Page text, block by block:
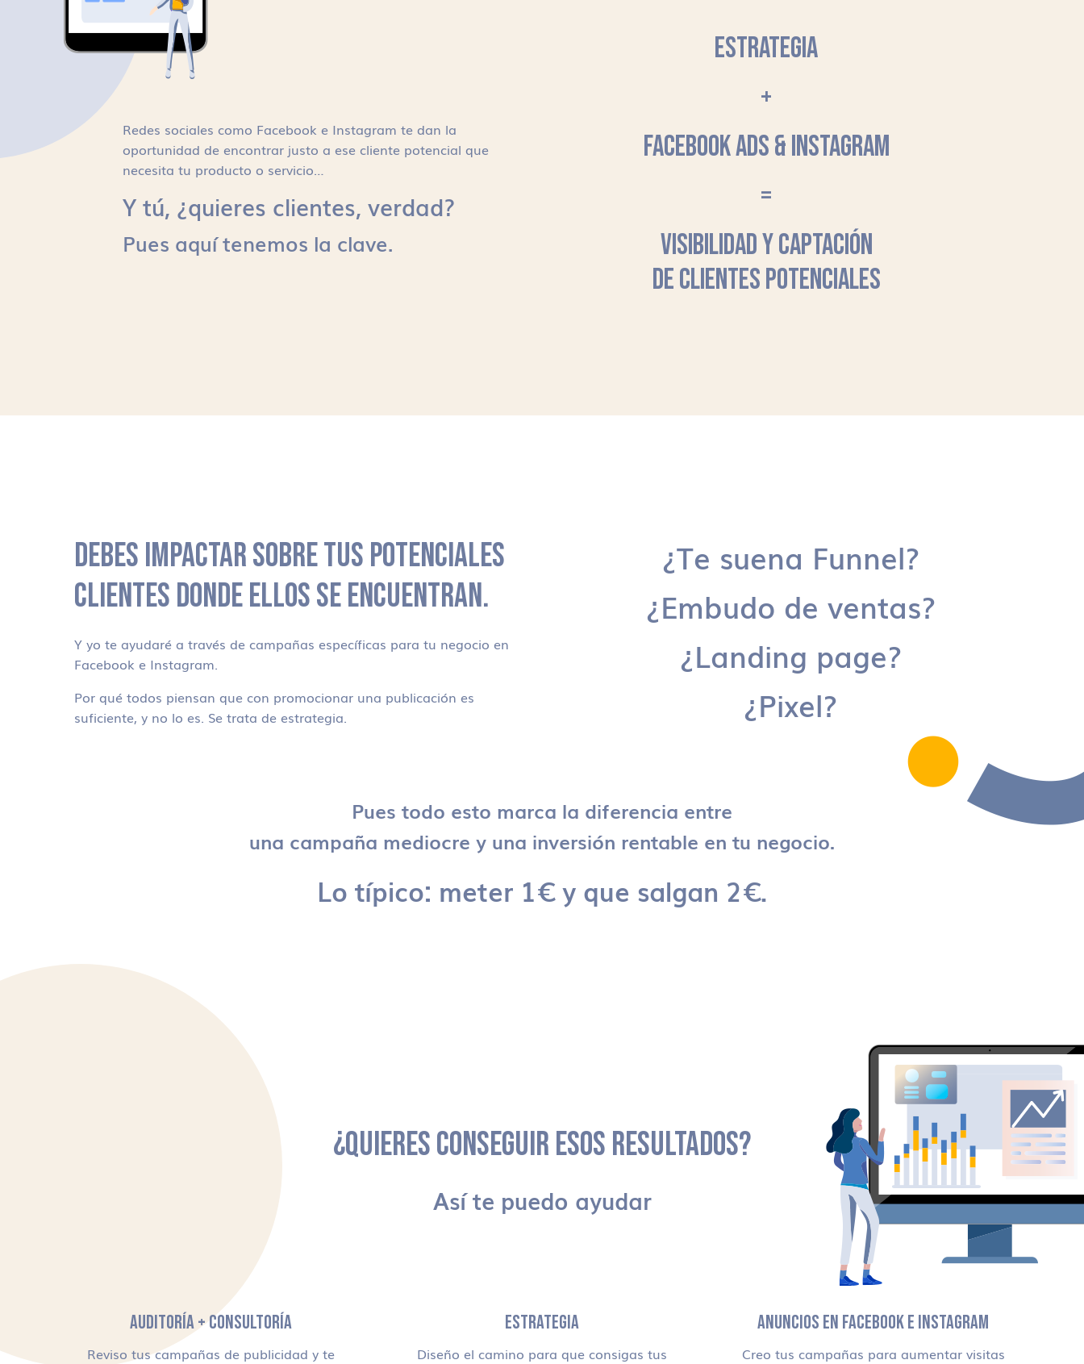
Redes sociales como Facebook e Instagram te dan la
oportunidad de encontrar justo a ese cliente potencial que
necesita tu producto o servicio…
Y tú, ¿quieres clientes, verdad?
Pues aquí tenemos la clave.
ESTRATEGIA
+
FACEBOOK ADS & INSTAGRAM
=
VISIBILIDAD Y CAPTACIÓN
DE CLIENTES POTENCIALES
DEBES IMPACTAR SOBRE TUS POTENCIALES
CLIENTES DONDE ELLOS SE ENCUENTRAN.
Y yo te ayudaré a través de campañas específicas para tu negocio en
Facebook e Instagram.
Por qué todos piensan que con promocionar una publicación es
suficiente, y no lo es. Se trata de estrategia.
¿Te suena Funnel?
¿Embudo de ventas?
¿Landing page?
¿Pixel?
Pues todo esto marca la diferencia entre
una campaña mediocre y una inversión rentable en tu negocio.
Lo típico: meter 1€ y que salgan 2€.
¿QUIERES CONSEGUIR ESOS RESULTADOS?
Así te puedo ayudar
AUDITORÍA + CONSULTORÍA
Reviso tus campañas de publicidad y te
ESTRATEGIA
Diseño el camino para que consigas tus
ANUNCIOS EN FACEBOOK E INSTAGRAM
Creo tus campañas para aumentar visitas